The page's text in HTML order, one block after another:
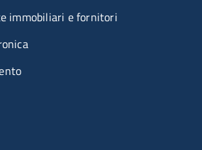
immobiliari e fornitori